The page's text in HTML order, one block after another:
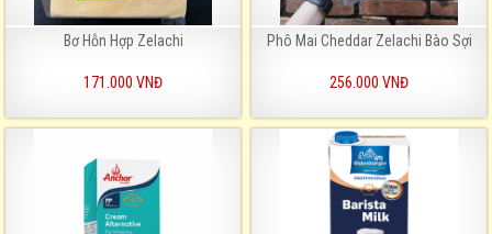
Bơ Hỗn Hợp Zelachi
171.000 VNĐ
Phô Mai Cheddar Zelachi Bào Sợi
256.000 VNĐ